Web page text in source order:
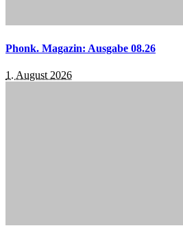
Phonk. Magazin: Ausgabe 08.26
1. August 2026